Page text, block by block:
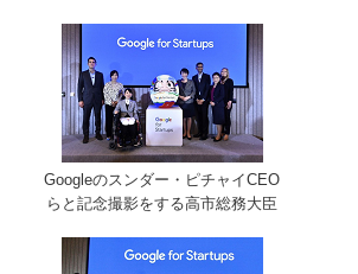
Googleのスンダー・ピチャイCEO
らと記念撮影をする高市総務大臣